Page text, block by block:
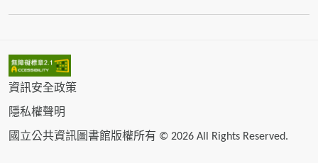
資訊安全政策
隱私權聲明
國立公共資訊圖書館版權所有 © 2026 All Rights Reserved.